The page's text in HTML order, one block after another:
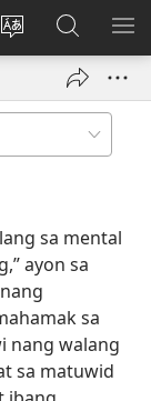
Baguhin
ng
sa
JW.ORG
sa mental
ayon sa
sa
nang walang
sa matuwid